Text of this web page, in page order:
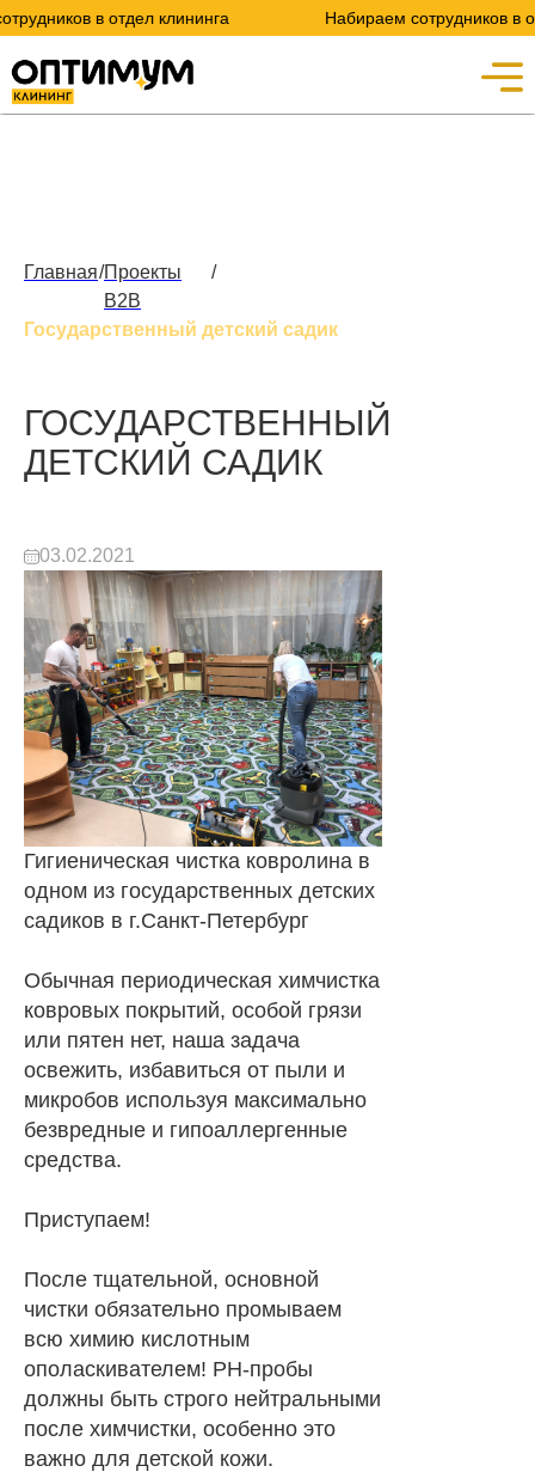
в отдел клининга Набираем сотрудников в
Главная/Проекты
B2B
/
Государственный детский садик
ГОСУДАРСТВЕННЫЙ
ДЕТСКИЙ САДИК
03.02.2021
Гигиеническая чистка ковролина в
одном из государственных детских
садиков в г.Санкт-Петербург
Обычная периодическая химчистка
ковровых покрытий, особой грязи
или пятен нет, наша задача
освежить, избавиться от пыли и
микробов используя максимально
безвредные и гипоаллергенные
средства.
Приступаем!
После тщательной, основной
чистки обязательно промываем
всю химию кислотным
ополаскивателем! PH-пробы
должны быть строго нейтральными
после химчистки, особенно это
важно для детской кожи.